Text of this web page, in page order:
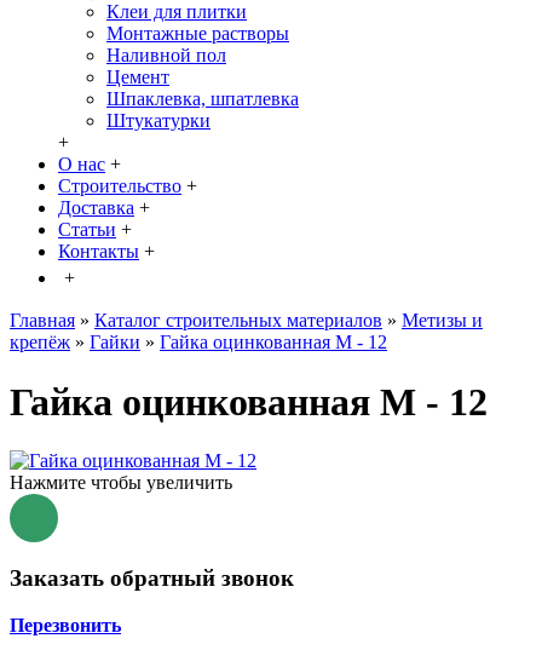
Клеи для плитки
Монтажные растворы
Наливной пол
Цемент
Шпаклевка, шпатлевка
Штукатурки
+
О нас +
Строительство +
Доставка +
Статьи +
Контакты +
+
Главная » Каталог строительных материалов » Метизы и
крепёж » Гайки » Гайка оцинкованная М - 12
Гайка оцинкованная М - 12
Нажмите чтобы увеличить
Заказать обратный звонок
Перезвонить